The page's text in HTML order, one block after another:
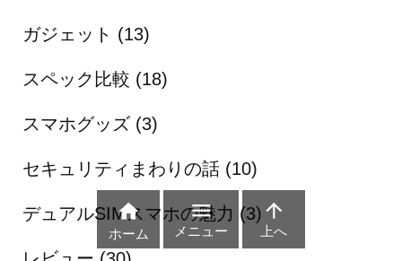
ガジェット (13)
スペック比較 (18)
スマホグッズ (3)
セキュリティまわりの話 (10)
デュアルSIMスマホの魅力 (3)

ホーム

メニュー

上へ